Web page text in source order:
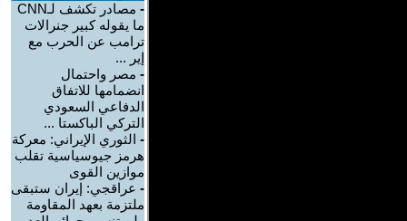
-
مصادر تكشف لـCNN
ما يقوله كبير جنرالات
ترامب عن الحرب مع
إير ...
- مصر واحتمال
انضمامها للاتفاق
الدفاعي السعودي
التركي الباكستا ...
- الثوري الإيراني: معركة
هرمز جيوسياسية تقلب
موازين القوى
- عراقجي: إيران ستبقى
ملتزمة بعهد المقاومة